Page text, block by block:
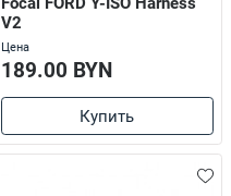
V2
Цена
189.00 BYN
Купить